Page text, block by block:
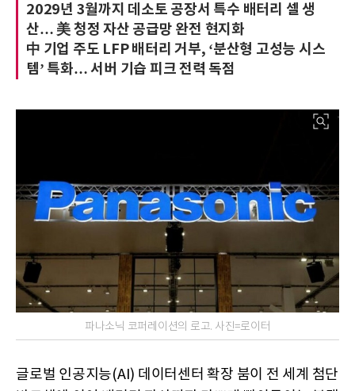
2029년 3월까지 데소토 공장서 특수 배터리 셀 생
산… 美 청정 자산 공급망 완전 현지화
中 기업 주도 LFP 배터리 거부, ‘분산형 고성능 시스
템’ 특화… 서버 기습 피크 전력 독점
파나소닉 코퍼레이션의 로고. 사진=로이터
글로벌 인공지능(AI) 데이터센터 확장 붐이 전 세계 첨단